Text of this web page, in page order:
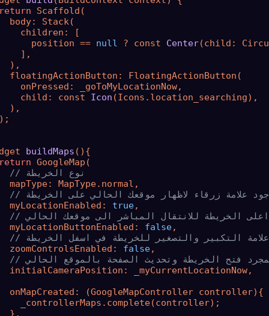
Scaffold(
body: Stack(
children: [
position ==
null ? const Center(child:
],
),
floatingActionButton: FloatingActionButton(
onPressed: _goToMyLocationNow,
child: const
Icon (Icons.location_searching) ,
),
buildMaps () {
GoogleMap(
// نوع الخريطة
mapType: MapType.normal,
وجود علامة زرقاء لاظهار موقعك الحالي على الخريطة
myLocationEnabled:
true,
الخريطة للانتقال المباشر الى موقعك الحالي
myLocationButtonEnabled:
false,
علامة التكبير والتصغير للخريطة في اسفل الخريطة
zoomControlsEnabled:
false,
فتح الخريطة وتحديث الصفحة بالموقع الحالي
initialCameraPosition: _myCurrentLocationNow,
onMapCreated: (GoogleMapController controller){
_controllerMaps.complete(controller);
},